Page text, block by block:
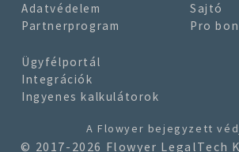
Adatvédelem
Partnerprogram
Sajtó
Pro
Ügyfélportál
Integrációk
Ingyenes kalkulátorok
A Flowyer bejegyzett
© 2017-2026 Flowyer LegalTech